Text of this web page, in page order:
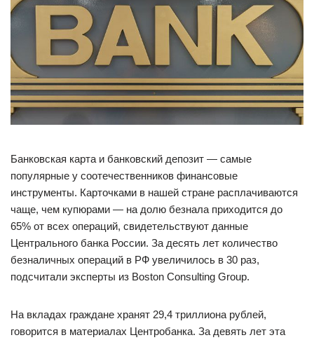
Банковская карта и банковский депозит — самые
популярные у соотечественников финансовые
инструменты. Карточками в нашей стране расплачиваются
чаще, чем купюрами — на долю безнала приходится до
65% от всех операций, свидетельствуют данные
Центрального банка России. За десять лет количество
безналичных операций в РФ увеличилось в 30 раз,
подсчитали эксперты из Boston Consulting Group.
На вкладах граждане хранят 29,4 триллиона рублей,
говорится в материалах Центробанка. За девять лет эта